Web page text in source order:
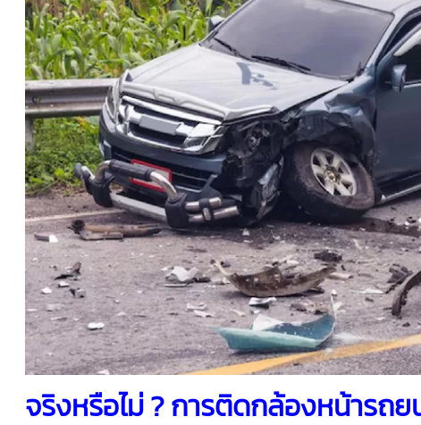
จริงหรือไม่ ? การติดกล้องหน้ารถ